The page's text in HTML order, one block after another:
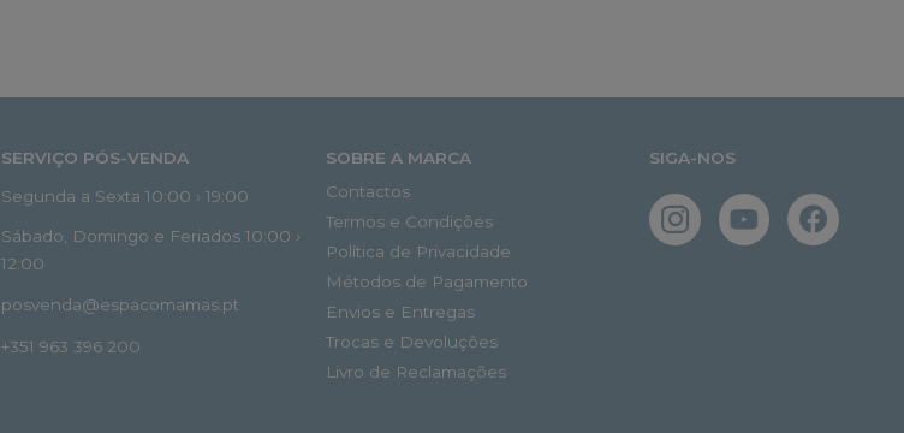
SERVIÇO PÓS-VENDA
Segunda a Sexta 10:00 › 19:00
Sábado, Domingo e Feriados 10:00 ›
12:00
posvenda@espacomamas.pt
+351 963 396 200
SOBRE A MARCA
Contactos
Termos e Condições
Política de Privacidade
Métodos de Pagamento
Envios e Entregas
Trocas e Devoluções
Livro de Reclamações
SIGA-NOS